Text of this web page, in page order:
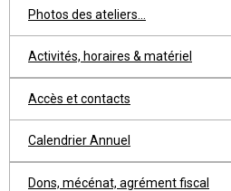
Photos des ateliers...
Activités, horaires & matériel
Accès et contacts
Calendrier Annuel
Dons, mécénat, agrément fiscal